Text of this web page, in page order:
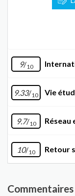
9/10
9.33/10 Vie
9.7/10
10/10 Retour
Commentaires